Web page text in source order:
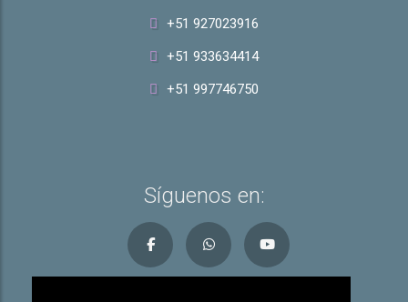
+51 927023916
+51 933634414
+51 997746750
Síguenos en: